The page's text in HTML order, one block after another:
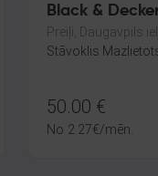
Black &
Preiļi, Daugavpils
Stāvoklis
50.00 €
No 2.27€/mēn.